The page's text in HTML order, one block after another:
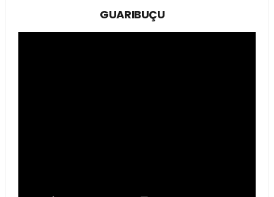
GUARIBUÇU